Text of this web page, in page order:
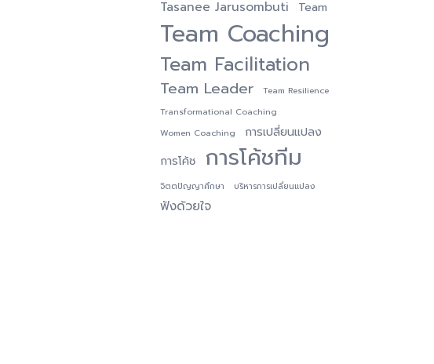
Tasanee Jarusombuti Team
Team Coaching
Team Facilitation
Team Leader
Team Resilience
Transformational Coaching
Women Coaching
การเปลี่ยนแปลง
การโค้ช
การโค้ชทีม
จิตตปัญญาศึกษา บริหารการเปลี่ยนแปลง
ฟังด้วยใจ